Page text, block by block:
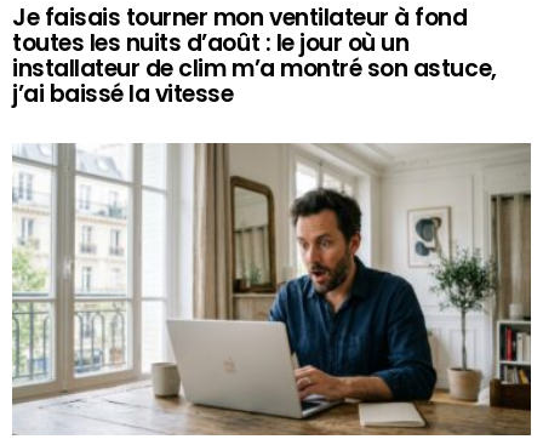
Je faisais tourner mon ventilateur à fond
toutes les nuits d’août : le jour où un
installateur de clim m’a montré son astuce,
j’ai baissé la vitesse